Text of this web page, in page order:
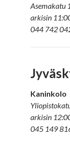
Asemakatu
arkisin
044 742
Kaninkolo
arkisin
045 149